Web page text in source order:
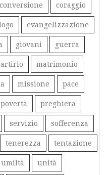
conversione coraggio
evangelizzazione
giovani guerra
matrimonio
missione pace
povertà preghiera
servizio sofferenza
tenerezza tentazione
umiltà unità